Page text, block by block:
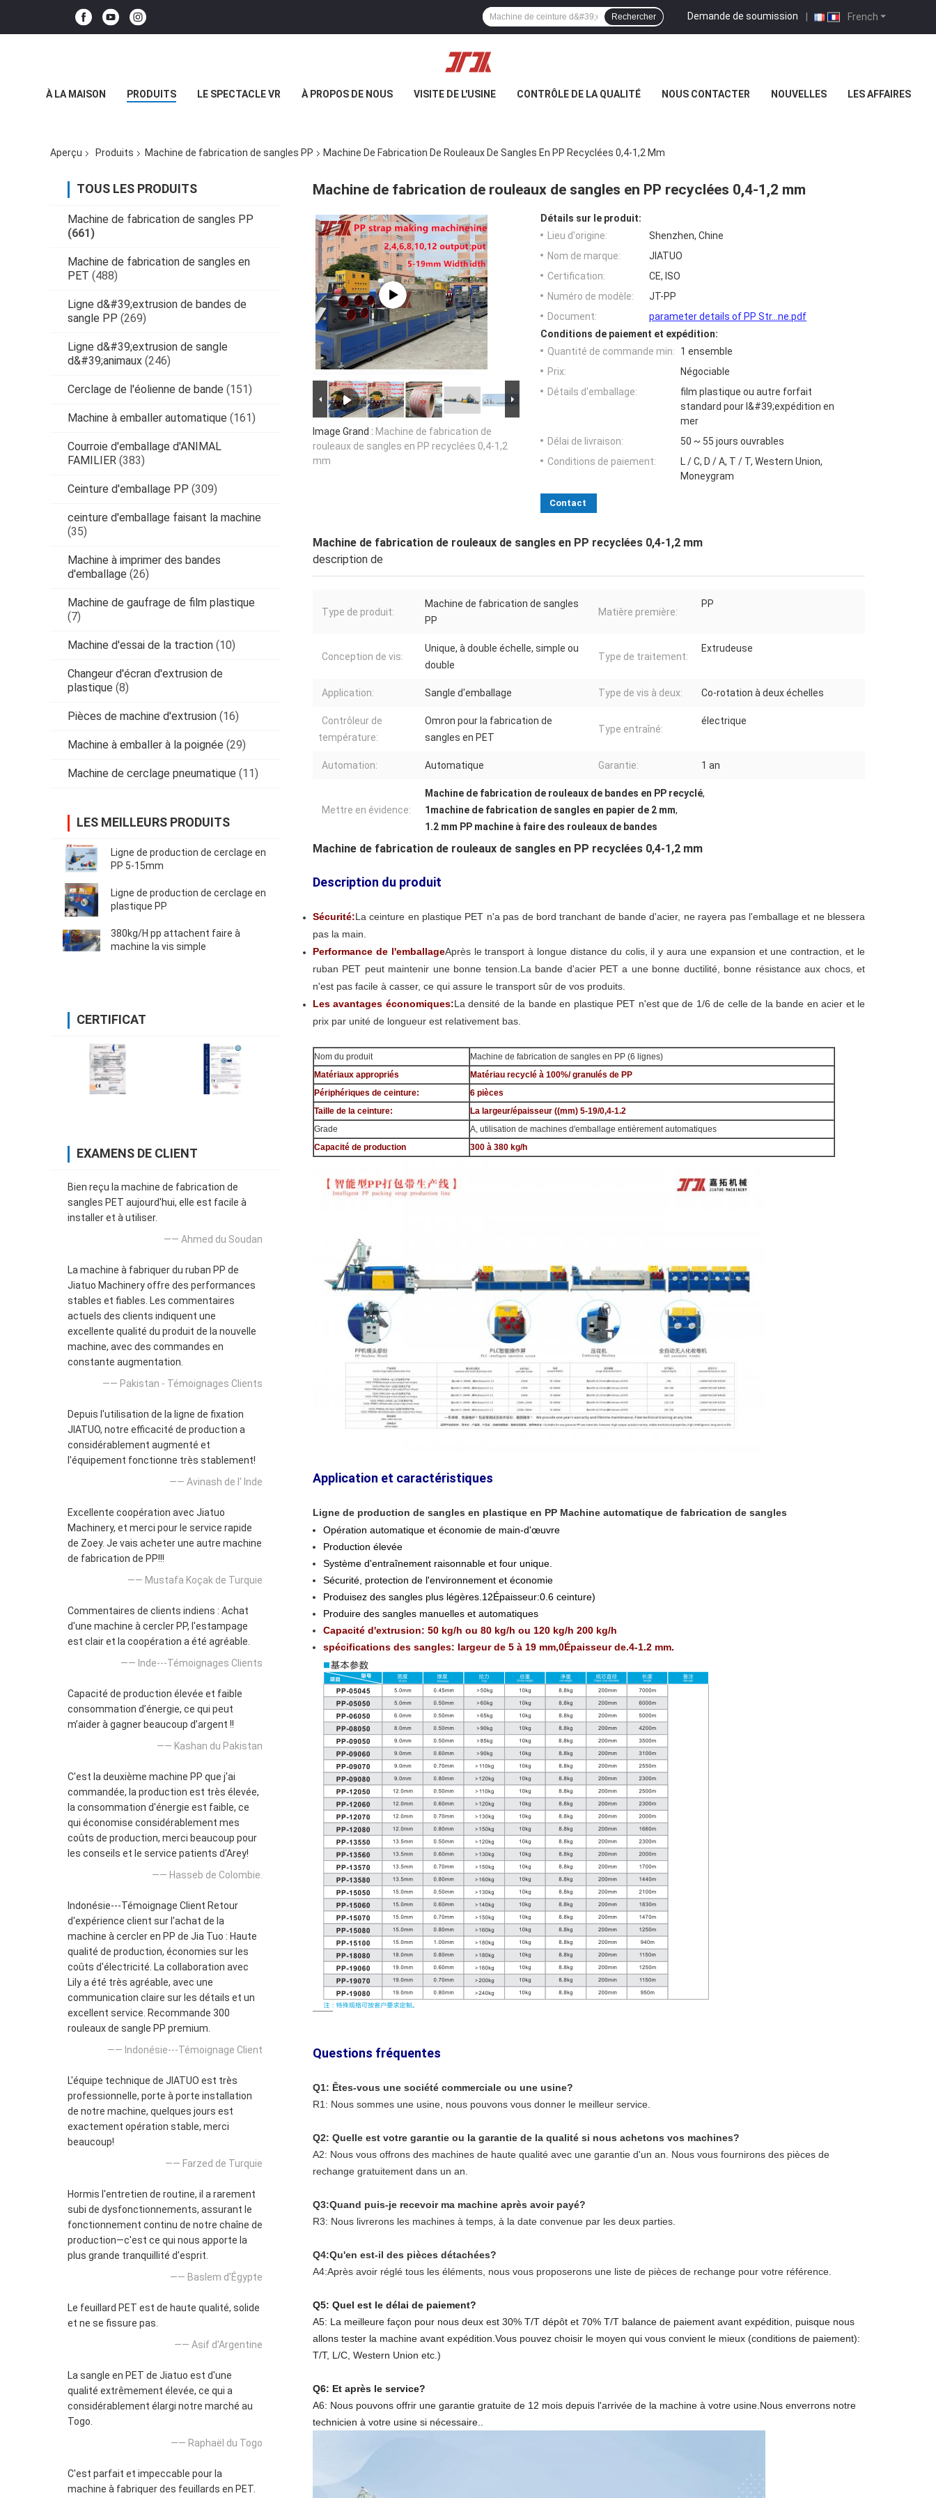
French
Demande de soumission |
Rechercher
À LA MAISON PRODUITS LE SPECTACLE VR À PROPOS DE NOUS VISITE DE L'USINE CONTRÔLE DE LA QUALITÉ NOUS CONTACTER NOUVELLES LES AFFAIRES
Aperçu Produits Machine de fabrication de sangles PP Machine De Fabrication De Rouleaux De Sangles En PP Recyclées 0,4-1,2 Mm
TOUS LES PRODUITS
Machine de fabrication de sangles PP
(661)
Machine de fabrication de sangles en
PET (488)
Ligne d&#39;extrusion de bandes de
sangle PP (269)
Ligne d&#39;extrusion de sangle
d&#39;animaux (246)
Cerclage de l'éolienne de bande (151)
Machine à emballer automatique (161)
Courroie d'emballage d'ANIMAL
FAMILIER (383)
Ceinture d'emballage PP (309)
ceinture d'emballage faisant la machine
(35)
Machine à imprimer des bandes
d'emballage (26)
Machine de gaufrage de film plastique
(7)
Machine d'essai de la traction (10)
Changeur d'écran d'extrusion de
plastique (8)
Pièces de machine d'extrusion (16)
Machine à emballer à la poignée (29)
Machine de cerclage pneumatique (11)
LES MEILLEURS PRODUITS
Ligne de production de cerclage en
PP 5-15mm
Ligne de production de cerclage en
plastique PP
380kg/H pp attachent faire à
machine la vis simple
CERTIFICAT
EXAMENS DE CLIENT
Bien reçu la machine de fabrication de
sangles PET aujourd'hui, elle est facile à
installer et à utiliser.
—— Ahmed du Soudan
La machine à fabriquer du ruban PP de
Jiatuo Machinery offre des performances
stables et fiables. Les commentaires
actuels des clients indiquent une
excellente qualité du produit de la nouvelle
machine, avec des commandes en
constante augmentation.
—— Pakistan - Témoignages Clients
Depuis l'utilisation de la ligne de fixation
JIATUO, notre efficacité de production a
considérablement augmenté et
l'équipement fonctionne très stablement!
—— Avinash de l' Inde
Excellente coopération avec Jiatuo
Machinery, et merci pour le service rapide
de Zoey. Je vais acheter une autre machine
de fabrication de PP!!!
—— Mustafa Koçak de Turquie
Commentaires de clients indiens : Achat
d'une machine à cercler PP, l'estampage
est clair et la coopération a été agréable.
—— Inde---Témoignages Clients
Capacité de production élevée et faible
consommation d’énergie, ce qui peut
m’aider à gagner beaucoup d’argent !!
—— Kashan du Pakistan
C'est la deuxième machine PP que j'ai
commandée, la production est très élevée,
la consommation d'énergie est faible, ce
qui économise considérablement mes
coûts de production, merci beaucoup pour
les conseils et le service patients d'Arey!
—— Hasseb de Colombie.
Indonésie---Témoignage Client Retour
d'expérience client sur l'achat de la
machine à cercler en PP de Jia Tuo : Haute
qualité de production, économies sur les
coûts d'électricité. La collaboration avec
Lily a été très agréable, avec une
communication claire sur les détails et un
excellent service. Recommande 300
rouleaux de sangle PP premium.
—— Indonésie---Témoignage Client
L'équipe technique de JIATUO est très
professionnelle, porte à porte installation
de notre machine, quelques jours est
exactement opération stable, merci
beaucoup!
—— Farzed de Turquie
Hormis l'entretien de routine, il a rarement
subi de dysfonctionnements, assurant le
fonctionnement continu de notre chaîne de
production—c'est ce qui nous apporte la
plus grande tranquillité d'esprit.
—— Baslem d'Égypte
Le feuillard PET est de haute qualité, solide
et ne se fissure pas.
—— Asif d'Argentine
La sangle en PET de Jiatuo est d'une
qualité extrêmement élevée, ce qui a
considérablement élargi notre marché au
Togo.
—— Raphaël du Togo
C'est parfait et impeccable pour la
machine à fabriquer des feuillards en PET.
Machine de fabrication de rouleaux de sangles en PP recyclées 0,4-1,2 mm
Image Grand : Machine de fabrication de
rouleaux de sangles en PP recyclées 0,4-1,2
mm
Détails sur le produit:
Lieu d'origine:
Shenzhen, Chine
Nom de marque:
JIATUO
Certification:
CE, ISO
Numéro de modèle:
JT-PP
Document:
parameter details of PP Str...ne.pdf
Conditions de paiement et expédition:
Quantité de commande min:
1 ensemble
Prix:
Négociable
Détails d'emballage:
film plastique ou autre forfait
standard pour l&#39;expédition en
mer
Délai de livraison:
50 ~ 55 jours ouvrables
Conditions de paiement:
L / C, D / A, T / T, Western Union,
Moneygram
Contact
Machine de fabrication de rouleaux de sangles en PP recyclées 0,4-1,2 mm
description de
Type de produit:
Machine de fabrication de sangles
PP
Matière première:
PP
Conception de vis:
Unique, à double échelle, simple ou
double
Type de traitement:
Extrudeuse
Application: Sangle d'emballage Type de vis à deux: Co-rotation à deux échelles
Contrôleur de
température:
Omron pour la fabrication de
sangles en PET
Type entraîné:
électrique
Automation: Automatique Garantie: 1 an
Mettre en évidence:
Machine de fabrication de rouleaux de bandes en PP recyclé,
1machine de fabrication de sangles en papier de 2 mm,
1.2 mm PP machine à faire des rouleaux de bandes
Machine de fabrication de rouleaux de sangles en PP recyclées 0,4-1,2 mm
Description du produit
Sécurité:La ceinture en plastique PET n'a pas de bord tranchant de bande d'acier, ne rayera pas l'emballage et ne blessera
pas la main.
Performance de l'emballageAprès le transport à longue distance du colis, il y aura une expansion et une contraction, et le
ruban PET peut maintenir une bonne tension.La bande d'acier PET a une bonne ductilité, bonne résistance aux chocs, et
n'est pas facile à casser, ce qui assure le transport sûr de vos produits.
Les avantages économiques:La densité de la bande en plastique PET n'est que de 1/6 de celle de la bande en acier et le
prix par unité de longueur est relativement bas.
Nom du produit
Machine de fabrication de sangles en PP (6 lignes)
Matériaux appropriés
Matériau recyclé à 100%/ granulés de PP
Périphériques de ceinture:
6 pièces
Taille de la ceinture:
La largeur/épaisseur ((mm) 5-19/0,4-1.2
Grade
A, utilisation de machines d'emballage entièrement automatiques
Capacité de production
300 à 380 kg/h
Application et caractéristiques
Ligne de production de sangles en plastique en PP Machine automatique de fabrication de sangles
Opération automatique et économie de main-d'œuvre
Production élevée
Système d'entraînement raisonnable et four unique.
Sécurité, protection de l'environnement et économie
Produisez des sangles plus légères.12Épaisseur:0.6 ceinture)
Produire des sangles manuelles et automatiques
Capacité d'extrusion: 50 kg/h ou 80 kg/h ou 120 kg/h 200 kg/h
spécifications des sangles: largeur de 5 à 19 mm,0Épaisseur de.4-1.2 mm.
Questions fréquentes
Q1: Êtes-vous une société commerciale ou une usine?
R1: Nous sommes une usine, nous pouvons vous donner le meilleur service.
Q2: Quelle est votre garantie ou la garantie de la qualité si nous achetons vos machines?
A2: Nous vous offrons des machines de haute qualité avec une garantie d'un an. Nous vous fournirons des pièces de
rechange gratuitement dans un an.
Q3:Quand puis-je recevoir ma machine après avoir payé?
R3: Nous livrerons les machines à temps, à la date convenue par les deux parties.
Q4:Qu'en est-il des pièces détachées?
A4:Après avoir réglé tous les éléments, nous vous proposerons une liste de pièces de rechange pour votre référence.
Q5: Quel est le délai de paiement?
A5: La meilleure façon pour nous deux est 30% T/T dépôt et 70% T/T balance de paiement avant expédition, puisque nous
allons tester la machine avant expédition.Vous pouvez choisir le moyen qui vous convient le mieux (conditions de paiement):
T/T, L/C, Western Union etc.)
Q6: Et après le service?
A6: Nous pouvons offrir une garantie gratuite de 12 mois depuis l'arrivée de la machine à votre usine.Nous enverrons notre
technicien à votre usine si nécessaire..